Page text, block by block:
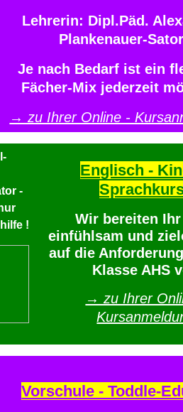
Lehrerin: Dipl.Päd.
Plankenauer-
Je nach Bedarf ist ein
Fächer-Mix jederzeit
→ zu Ihrer Online -
Englisch -
Wir bereiten
einfühlsam und
auf die
Klasse AHS
→ zu Ihrer
Vorschule - Toddle-